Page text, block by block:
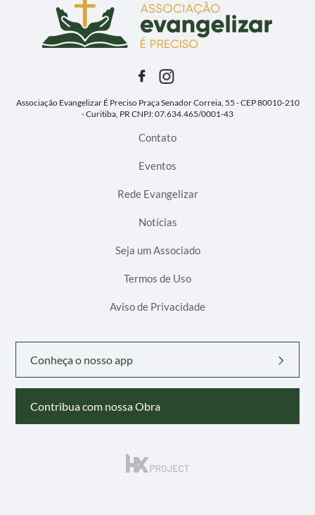
Associação Evangelizar É PrecisoPraça Senador Correia, 55 - CEP 80010-210
- Curitiba, PRCNPJ: 07.634.465/0001-43
Contato
Eventos
Rede Evangelizar
Notícias
Seja um Associado
Termos de Uso
Aviso de Privacidade
Conheça o nosso app
Contribua com nossa Obra